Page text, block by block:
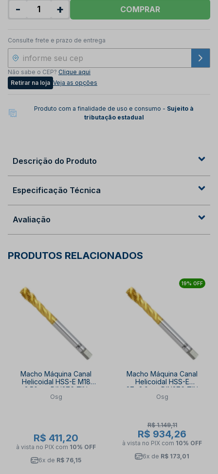
- + COMPRAR
Consulte frete e prazo de entrega
Não sabe o CEP? Clique aqui
Retirar na loja Veja as opções
Produto com a finalidade de uso e consumo - Sujeito à
tributação estadual
Descrição do Produto
Especificação Técnica
Avaliação
PRODUTOS RELACIONADOS
Macho Máquina Canal
Helicoidal HSS-E M18
2.50mm DIN376 TIN
2002/4 2002/4 SIGMA-
Osg
R$ 411,20
à vista no PIX com 10% OFF
6x de R$ 76,15
19% OFF
Macho Máquina Canal
Helicoidal HSS-E
27x3.0mm DIN376 TIN
2002/4 SIGMA-SFT OSG
Osg
R$ 1.149,11
R$ 934,26
à vista no PIX com 10% OFF
6x de R$ 173,01